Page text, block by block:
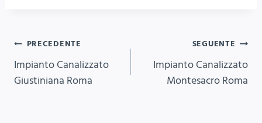
Navigazione
articoli
PRECEDENTE
Impianto Canalizzato
Giustiniana Roma
SEGUENTE
Impianto Canalizzato
Montesacro Roma